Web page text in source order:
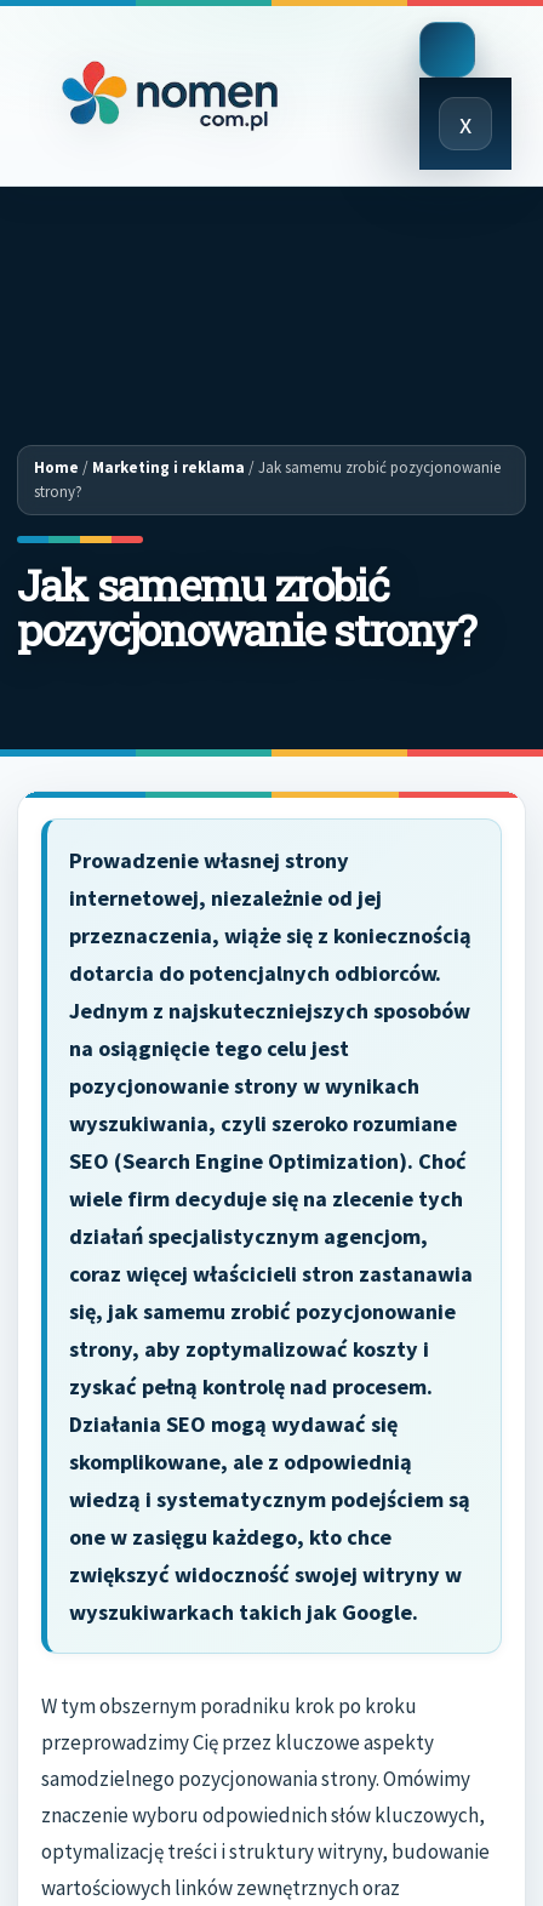
x
Close
Menu
Home / Marketing i reklama /Jak samemu zrobić pozycjonowanie
strony?
Jak samemu zrobić
pozycjonowanie strony?
Prowadzenie własnej strony
internetowej, niezależnie od jej
przeznaczenia, wiąże się z koniecznością
dotarcia do potencjalnych odbiorców.
Jednym z najskuteczniejszych sposobów
na osiągnięcie tego celu jest
pozycjonowanie strony w wynikach
wyszukiwania, czyli szeroko rozumiane
SEO (Search Engine Optimization). Choć
wiele firm decyduje się na zlecenie tych
działań specjalistycznym agencjom,
coraz więcej właścicieli stron zastanawia
się, jak samemu zrobić pozycjonowanie
strony, aby zoptymalizować koszty i
zyskać pełną kontrolę nad procesem.
Działania SEO mogą wydawać się
skomplikowane, ale z odpowiednią
wiedzą i systematycznym podejściem są
one w zasięgu każdego, kto chce
zwiększyć widoczność swojej witryny w
wyszukiwarkach takich jak Google.
W tym obszernym poradniku krok po kroku
przeprowadzimy Cię przez kluczowe aspekty
samodzielnego pozycjonowania strony. Omówimy
znaczenie wyboru odpowiednich słów kluczowych,
optymalizację treści i struktury witryny, budowanie
wartościowych linków zewnętrznych oraz